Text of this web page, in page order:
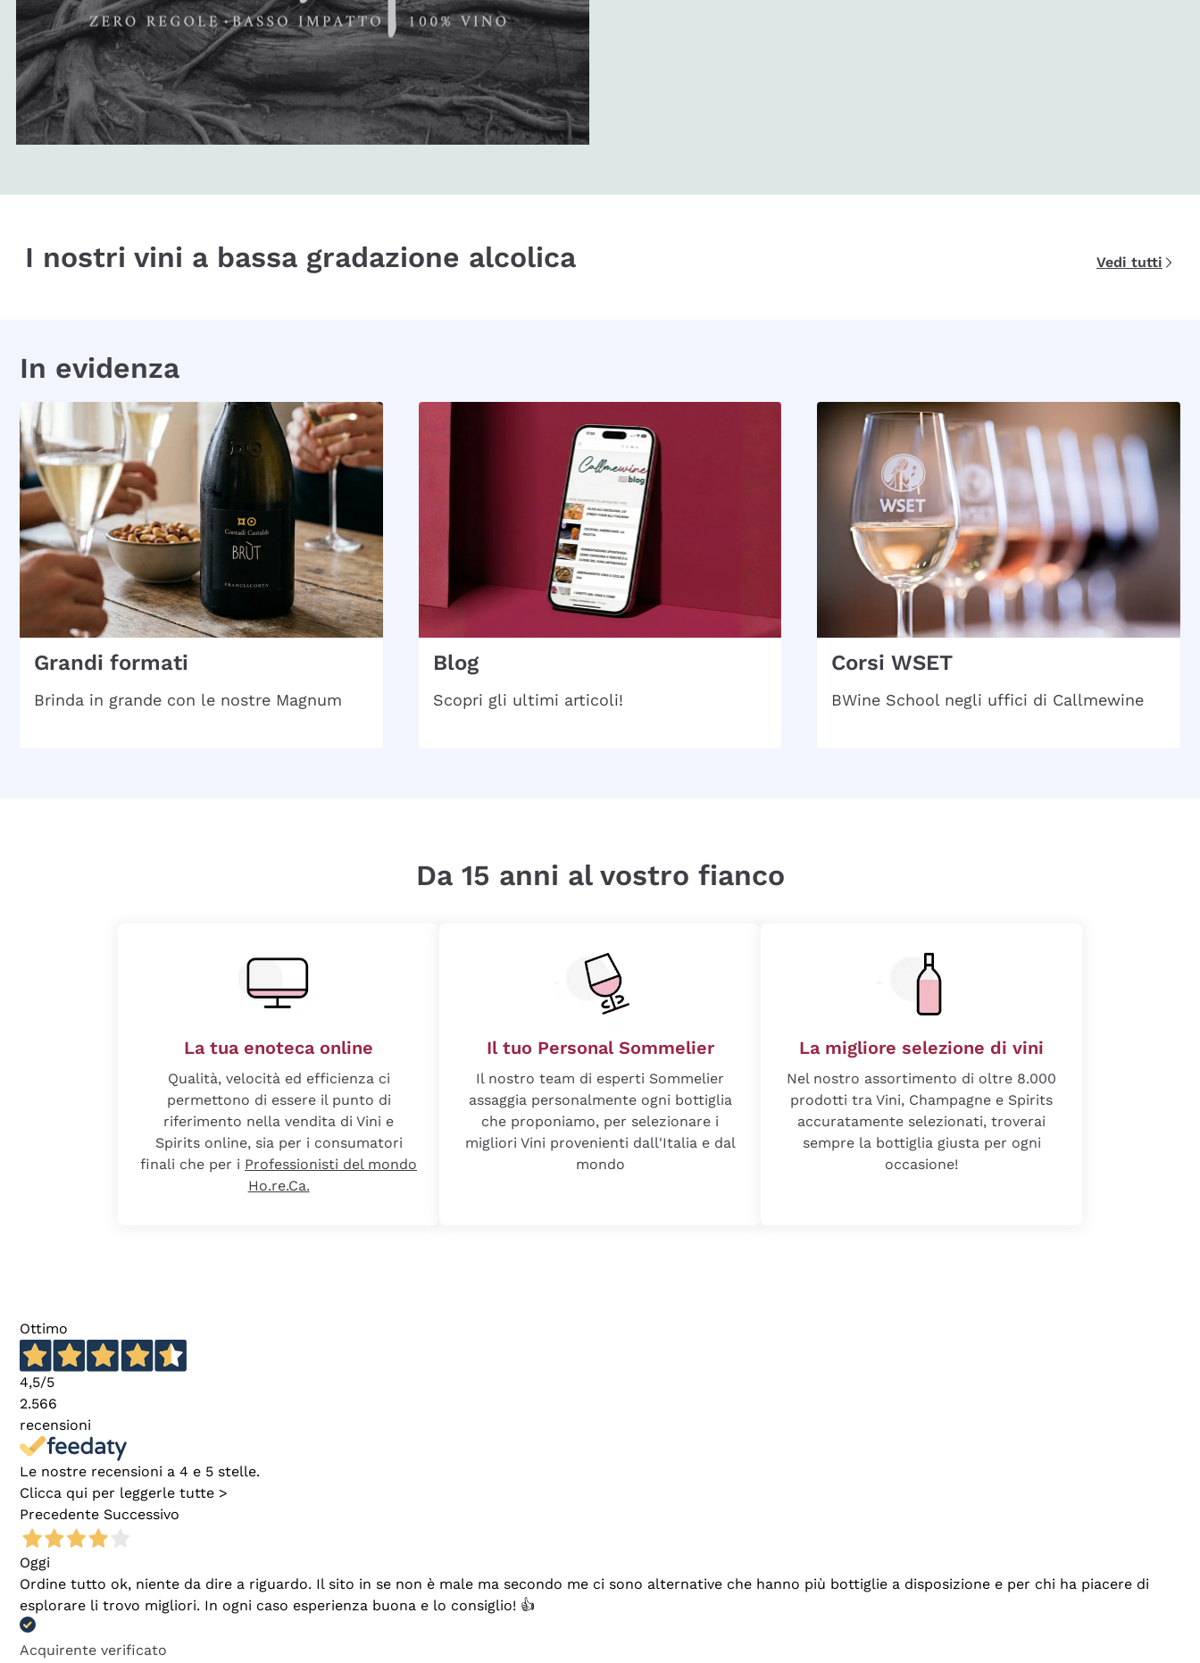
I nostri vini a bassa gradazione alcolica Vedi tutti
In evidenza
Grandi formati
Brinda in grande con le nostre Magnum
Blog
Scopri gli ultimi articoli!
Corsi WSET
BWine School negli uffici di Callmewine
Da 15 anni al vostro fianco
La tua enoteca online
Qualità, velocità ed efficienza ci
permettono di essere il punto di
riferimento nella vendita di Vini e
Spirits online, sia per i consumatori
finali che per i Professionisti del mondo
Ho.re.Ca.
Il tuo Personal Sommelier
Il nostro team di esperti Sommelier
assaggia personalmente ogni bottiglia
che proponiamo, per selezionare i
migliori Vini provenienti dall'Italia e dal
mondo
La migliore selezione di vini
Nel nostro assortimento di oltre 8.000
prodotti tra Vini, Champagne e Spirits
accuratamente selezionati, troverai
sempre la bottiglia giusta per ogni
occasione!
Ottimo
4,5/5
2.566
recensioni
Le nostre recensioni a 4 e 5 stelle.
Clicca qui per leggerle tutte >
Precedente Successivo
Oggi
Ordine tutto ok, niente da dire a riguardo. Il sito in se non è male ma secondo me ci sono alternative che hanno più bottiglie a disposizione e per chi ha piacere di
esplorare li trovo migliori. In ogni caso esperienza buona e lo consiglio! 👍
Acquirente verificato